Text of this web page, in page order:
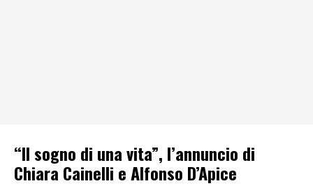
“Il sogno di una vita”, l’annuncio di
Chiara Cainelli e Alfonso D’Apice